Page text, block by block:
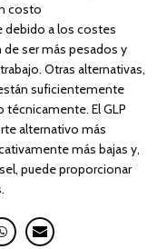
costo
debido a los costes
de ser más pesados y
Otras alternativas,
suficientemente
El GLP
alternativo más
más bajas y,
puede proporcionar